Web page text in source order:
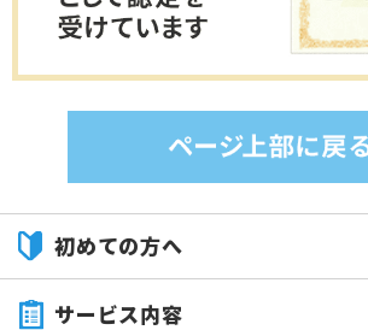
初めての方へ
サービス内容